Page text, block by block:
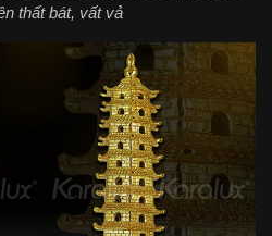
thất bát, vất vả